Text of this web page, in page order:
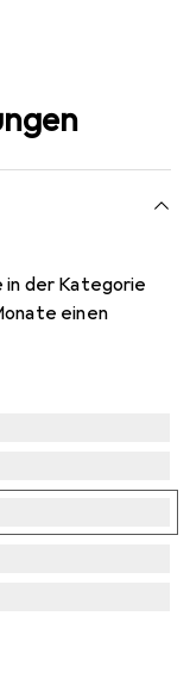
in der Kategorie
einen